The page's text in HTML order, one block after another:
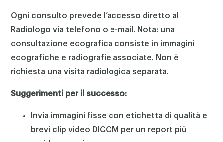
Ogni consulto prevede l’accesso diretto al
Radiologo via telefono o e-mail. Nota: una
consultazione ecografica consiste in immagini
ecografiche e radiografie associate. Non è
richiesta una visita radiologica separata.
Suggerimenti per il successo:
Invia immagini fisse con etichetta di qualità e
brevi clip video DICOM per un report più